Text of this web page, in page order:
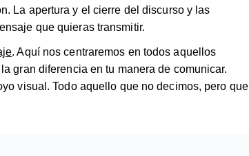
La apertura y el cierre del discurso y las
que quieras transmitir.
. Aquí nos centraremos en todos aquellos
gran diferencia en tu manera de comunicar.
visual. Todo aquello que no decimos, pero que